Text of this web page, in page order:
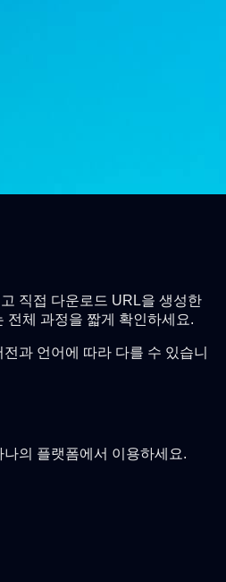
직접 다운로드 URL을 생성한
전체 과정을 짧게 확인하세요.
과 언어에 따라 다를 수 있습니
의 플랫폼에서 이용하세요.